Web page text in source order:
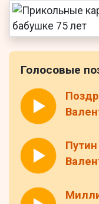
Голосовые